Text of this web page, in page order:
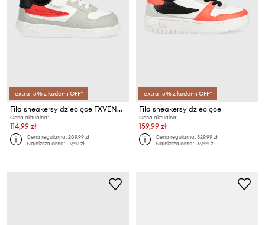
extra -5% z kodem: OFF*
Fila sneakersy dziecięce FXVENTUNO VELCRO
Cena aktualna:
114,99 zł
Cena regularna:209,99 zł
Najniższa cena:119,99 zł
extra -5% z kodem: OFF*
Fila sneakersy dziecięce
Cena aktualna:
159,99 zł
Cena regularna:329,99 zł
Najniższa cena:169,99 zł